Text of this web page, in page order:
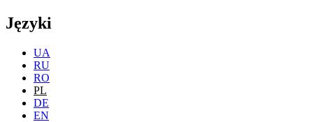
Języki
UA
RU
RO
PL
DE
EN